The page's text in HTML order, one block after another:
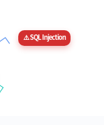
⚠️ SQL Injection